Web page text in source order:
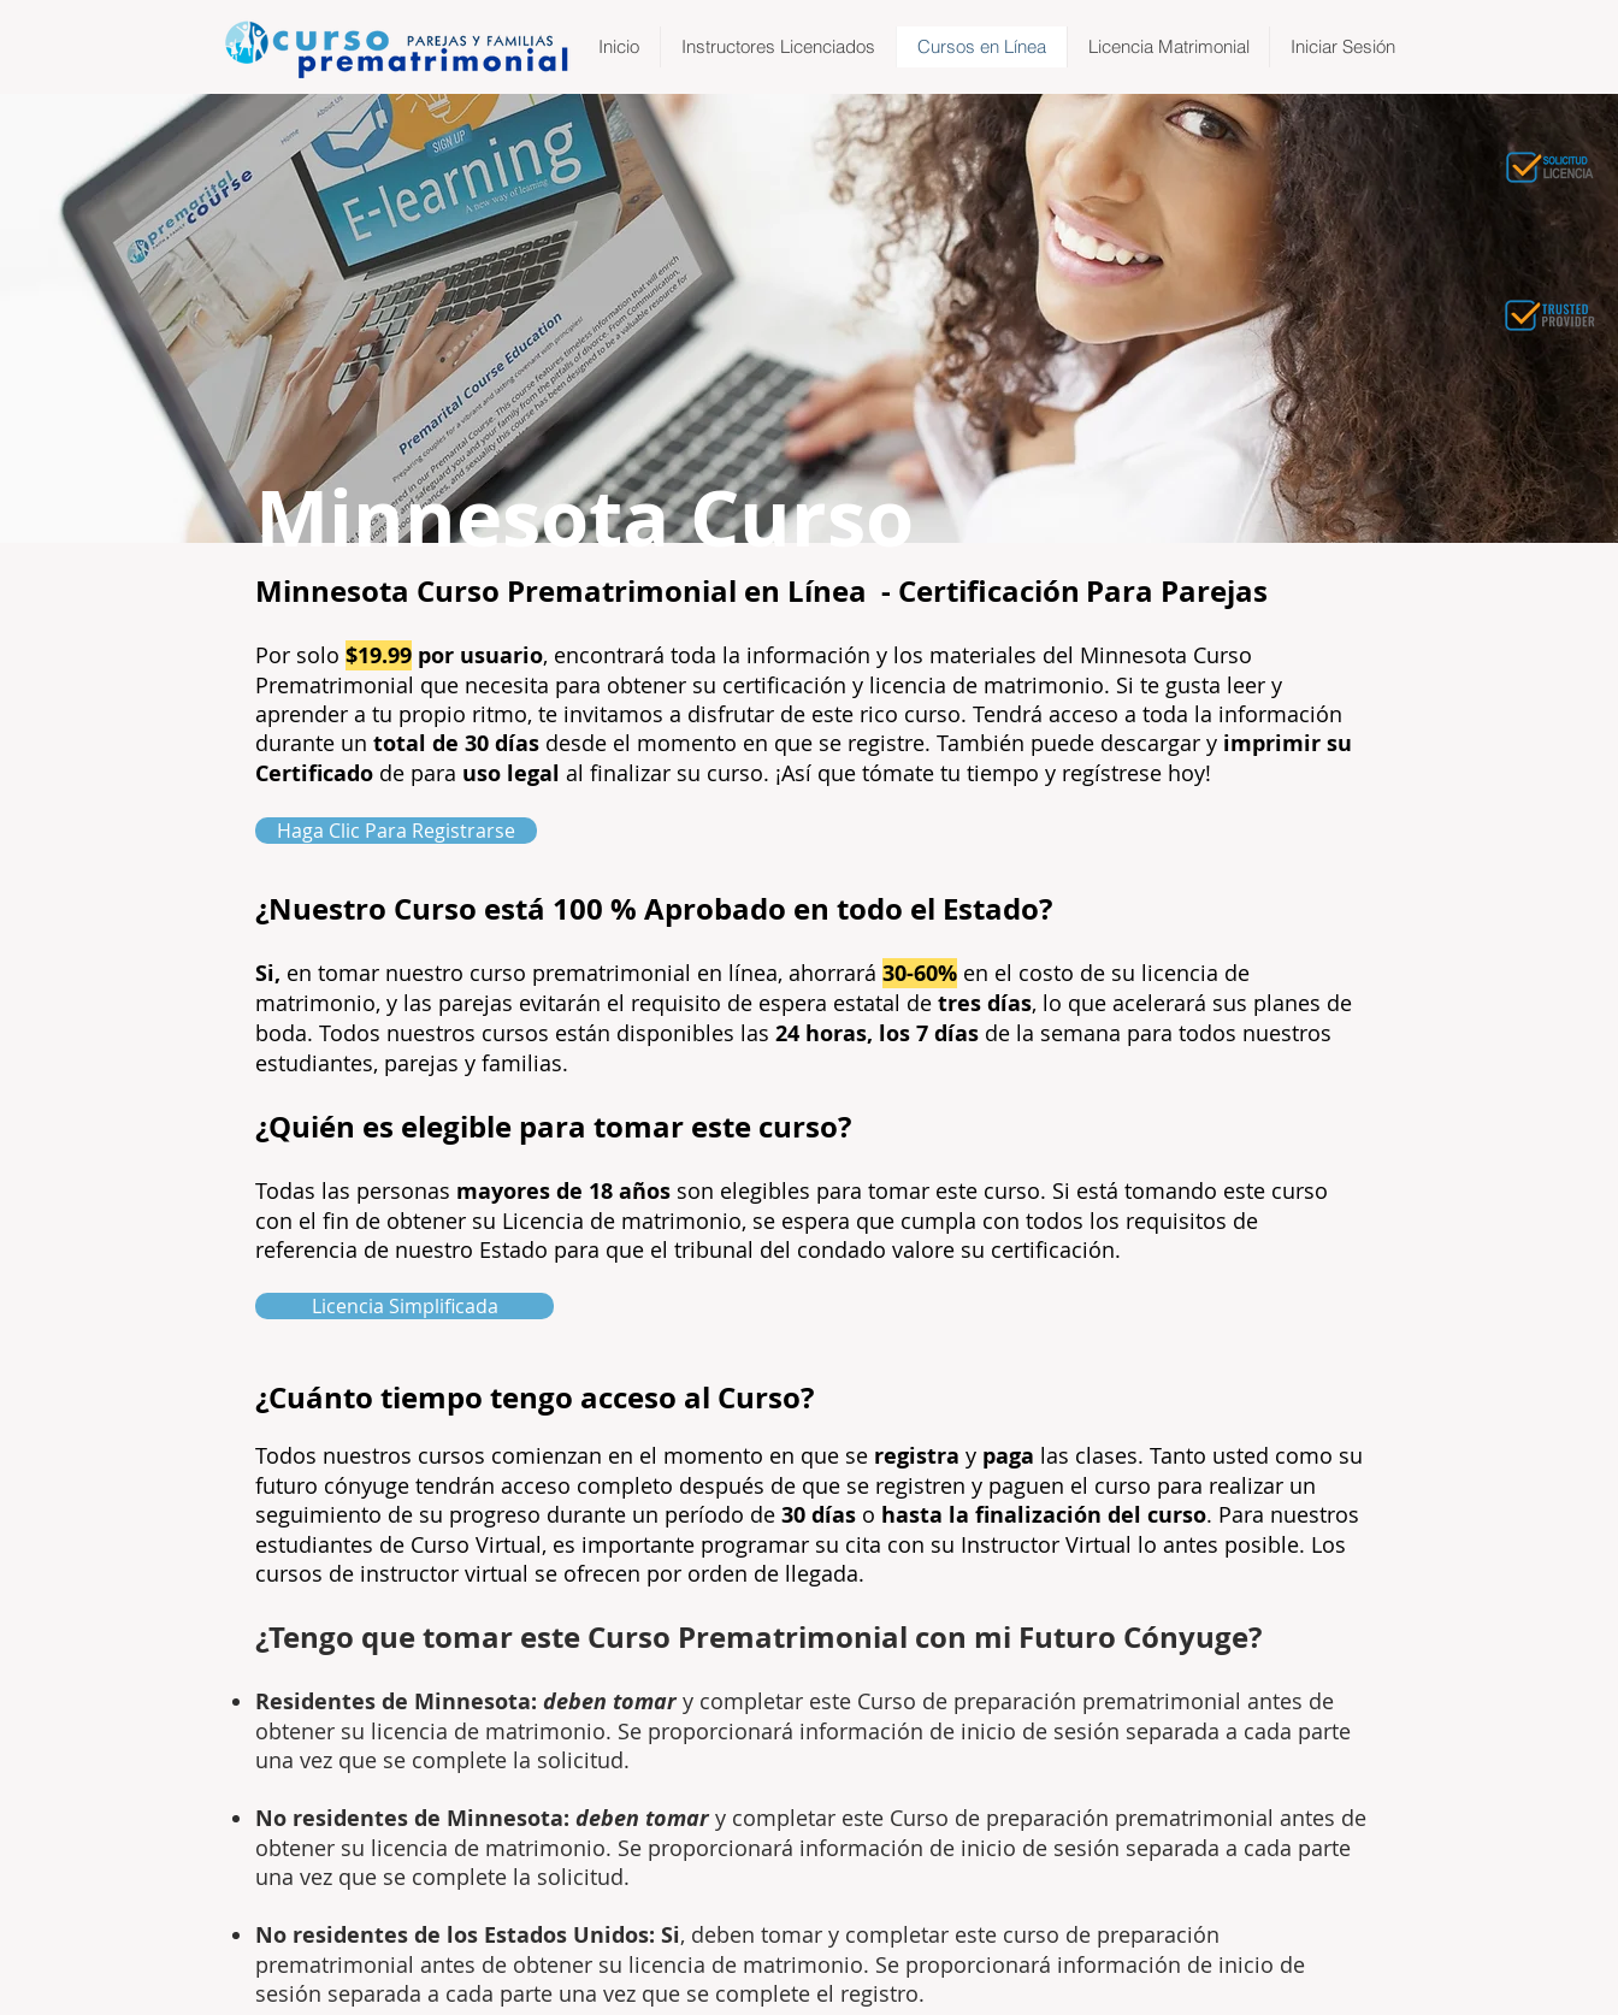
Inicio Instructores Licenciados Cursos en Línea Licencia Matrimonial Iniciar Sesión
Minnesota Curso
Minnesota Curso Prematrimonial en Línea - Certificación Para Parejas
Por solo $19.99 por usuario, encontrará toda la información y los materiales del Minnesota Curso
Prematrimonial que necesita para obtener su certificación y licencia de matrimonio. Si te gusta leer y
aprender a tu propio ritmo, te invitamos a disfrutar de este rico curso. Tendrá acceso a toda la información
durante un total de 30 días desde el momento en que se registre. También puede descargar y imprimir su
Certificado de para uso legal al finalizar su curso. ¡Así que tómate tu tiempo y regístrese hoy!
¿Nuestro Curso está 100 % Aprobado en todo el Estado?
Si, en tomar nuestro curso prematrimonial en línea, ahorrará 30-60% en el costo de su licencia de
matrimonio, y las parejas evitarán el requisito de espera estatal de tres días, lo que acelerará sus planes de
boda. Todos nuestros cursos están disponibles las 24 horas, los 7 días de la semana para todos nuestros
estudiantes, parejas y familias.
¿Quién es elegible para tomar este curso?
Todas las personas mayores de 18 años son elegibles para tomar este curso. Si está tomando este curso
con el fin de obtener su Licencia de matrimonio, se espera que cumpla con todos los requisitos de
referencia de nuestro Estado para que el tribunal del condado valore su certificación.
Haga Clic Para Registrarse
Licencia Simplificada
¿Cuánto tiempo tengo acceso al Curso?
Todos nuestros cursos comienzan en el momento en que se registra y paga las clases. Tanto usted como su
futuro cónyuge tendrán acceso completo después de que se registren y paguen el curso para realizar un
seguimiento de su progreso durante un período de 30 días o hasta la finalización del curso. Para nuestros
estudiantes de Curso Virtual, es importante programar su cita con su Instructor Virtual lo antes posible. Los
cursos de instructor virtual se ofrecen por orden de llegada.
¿Tengo que tomar este Curso Prematrimonial con mi Futuro Cónyuge?
Residentes de Minnesota: deben tomary completar este Curso de preparación prematrimonial antes de
obtener su licencia de matrimonio. Se proporcionará información de inicio de sesión separada a cada parte
una vez que se complete la solicitud.
No residentes de Minnesota: deben tomary completar este Curso de preparación prematrimonial antes de
obtener su licencia de matrimonio. Se proporcionará información de inicio de sesión separada a cada parte
una vez que se complete la solicitud.
No residentes de los Estados Unidos: Si, deben tomar y completar este curso de preparación
prematrimonial antes de obtener su licencia de matrimonio. Se proporcionará información de inicio de
sesión separada a cada parte una vez que se complete el registro.